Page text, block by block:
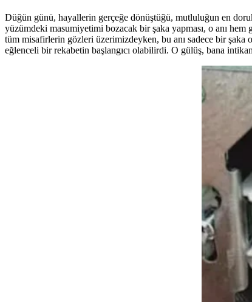
Düğün günü, hayallerin gerçeğe dönüştüğü, mutluluğun en
yüzümdeki masumiyetimi bozacak bir şaka yapması, o anı
tüm misafirlerin gözleri üzerimizdeyken, bu anı sadece bir şaka
eğlenceli bir rekabetin başlangıcı olabilirdi. O gülüş, bana